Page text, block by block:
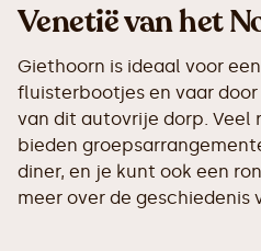
Venetië van het
Giethoorn is ideaal voor
fluisterbootjes en vaar
van dit autovrije dorp. Veel
bieden
diner, en je kunt ook een
meer over de geschiedenis